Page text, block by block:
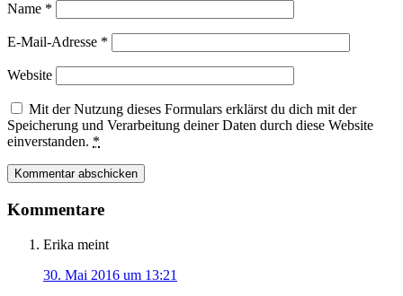
Name *
E-Mail-Adresse *
Website
Mit der Nutzung dieses Formulars erklärst du dich mit der
Speicherung und Verarbeitung deiner Daten durch diese Website
einverstanden. *
Kommentare
Erika meint
30. Mai 2016 um 13:21